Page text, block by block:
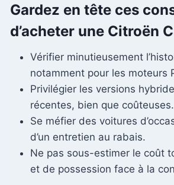
Gardez en tête ces
d’acheter une Citroën
Vérifier minutieusement
notamment pour les moteurs
Privilégier les versions
récentes, bien que coûteuses.
Se méfier des voitures
d’un entretien au rabais.
Ne pas sous-estimer le coût
et de possession face à la